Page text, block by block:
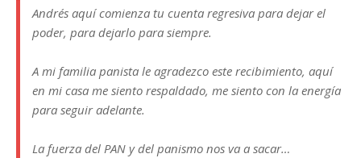
Andrés aquí comienza tu cuenta regresiva para dejar el
poder, para dejarlo para siempre.
A mi familia panista le agradezco este recibimiento, aquí
en mi casa me siento respaldado, me siento con la energía
para seguir adelante.
La fuerza del PAN y del panismo nos va a sacar…